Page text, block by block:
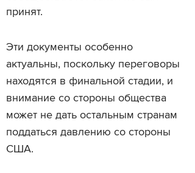
принят.
Эти документы особенно
актуальны, поскольку переговоры
находятся в финальной стадии, и
внимание со стороны общества
может не дать остальным странам
поддаться давлению со стороны
США.